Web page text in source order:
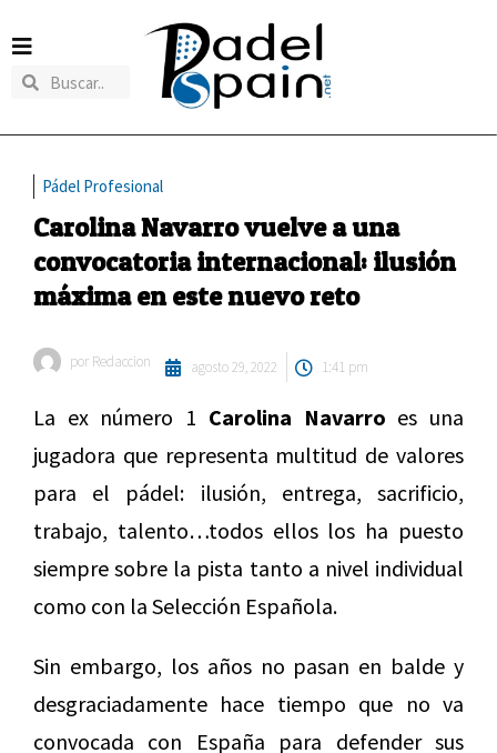
Pádel Profesional
Carolina Navarro vuelve a una
convocatoria internacional: ilusión
máxima en este nuevo reto
por Redaccion agosto 29, 2022 1:41 pm
La ex número 1 Carolina Navarro es una
jugadora que representa multitud de valores
para el pádel: ilusión, entrega, sacrificio,
trabajo, talento…todos ellos los ha puesto
siempre sobre la pista tanto a nivel individual
como con la Selección Española.
Sin embargo, los años no pasan en balde y
desgraciadamente hace tiempo que no va
convocada con España para defender sus